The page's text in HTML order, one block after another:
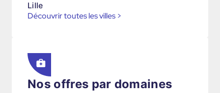
Lille
Découvrir toutes les villes >
Nos offres par domaines